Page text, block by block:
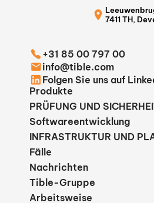
7411 TH,
+31 85 00 797 00
info@tible.com
Folgen Sie uns auf
Produkte
PRÜFUNG UND
Softwareentwicklung
INFRASTRUKTUR UND
Fälle
Nachrichten
Tible-Gruppe
Arbeitsweise